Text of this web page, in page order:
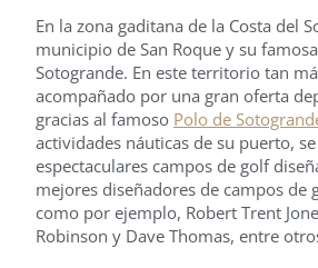
En la zona gaditana de la Costa del
municipio de San Roque y su
Sotogrande. En este territorio tan
acompañado por una gran oferta
gracias al famoso Polo de
actividades náuticas de su puerto,
espectaculares campos de golf
mejores diseñadores de campos de
como por ejemplo, Robert Trent
Robinson y Dave Thomas, entre